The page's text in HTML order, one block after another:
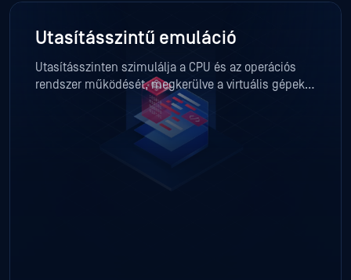
Utasításszintű emuláció
Utasításszinten szimulálja a CPU és az operációs
rendszer működését, megkerülve a virtuális gépek
elleni védelmi mechanizmusokat, és arra
kényszerítve a rejtőzködő kártevő programokat, hogy
teljes mértékben ellenőrzött környezetben futtassák